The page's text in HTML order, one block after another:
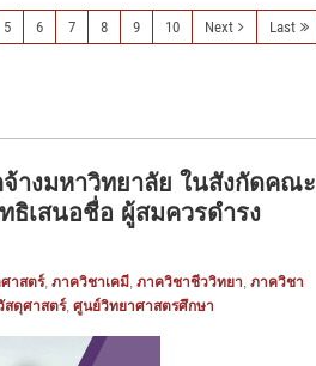
5 6 7 8 9 10 Next Last
างมหาวิทยาลัย ในสังกัดคณะ
ธิเสนอชื่อ ผู้สมควรดำรง
าสตร์, ภาควิชาเคมี, ภาควิชาชีววิทยา, ภาควิชา
สดุศาสตร์, ศูนย์วิทยาศาสตรศึกษา